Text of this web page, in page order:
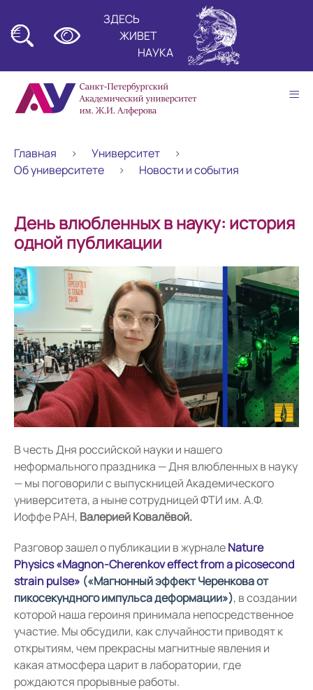
ЗДЕСЬ
ЖИВЕТ
НАУКА
Главная
Университет
Об университете
Новости и события
День влюбленных в науку: история
одной публикации
В честь Дня российской науки и нашего
неформального праздника — Дня влюбленных в науку
— мы поговорили с выпускницей Академического
университета, а ныне сотрудницей ФТИ им. А.Ф.
Иоффе РАН, Валерией Ковалёвой.
Разговор зашел о публикации в журналеNature
Physics «Magnon-Cherenkov effect from a picosecond
strain pulse» («Магнонный эффект Черенкова от
пикосекундного импульса деформации»), в создании
которой наша героиня принимала непосредственное
участие. Мы обсудили, как случайности приводят к
открытиям, чем прекрасны магнитные явления и
какая атмосфера царит в лаборатории, где
рождаются прорывные работы.
≡
≡